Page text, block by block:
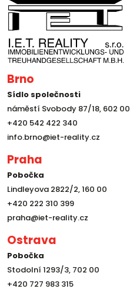
Brno
Sídlo společnosti
náměstí Svobody 87/18, 602 00
+420 542 422 340
info.brno@iet-reality.cz
Praha
Pobočka
Lindleyova 2822/2, 160 00
+420 222 310 399
praha@iet-reality.cz
Ostrava
Pobočka
Stodolní 1293/3, 702 00
+420 727 983 315